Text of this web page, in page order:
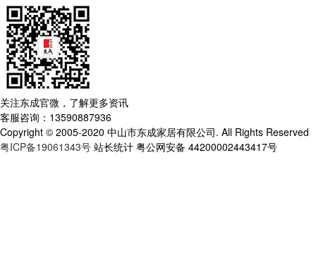
关注东成官微，了解更多资讯
客服咨询：13590887936
Copyright © 2005-2020 中山市东成家居有限公司. All Rights Reserved
粤ICP备19061343号 站长统计 粤公网安备 44200002443417号